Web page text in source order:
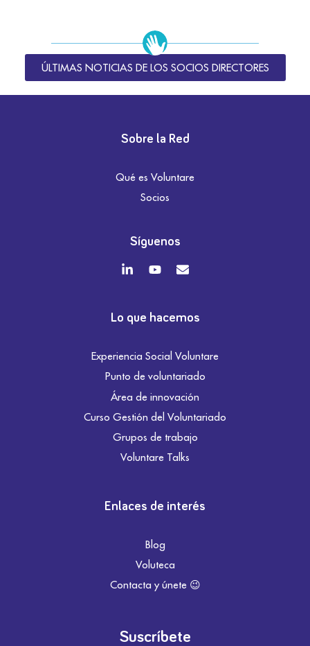
ÚLTIMAS NOTICIAS DE LOS SOCIOS DIRECTORES
Sobre la Red
Qué es Voluntare
Socios
Síguenos
Lo que hacemos
Experiencia Social Voluntare
Punto de voluntariado
Área de innovación
Curso Gestión del Voluntariado
Grupos de trabajo
Voluntare Talks
Enlaces de interés
Blog
Voluteca
Contacta y únete 😉
Suscríbete